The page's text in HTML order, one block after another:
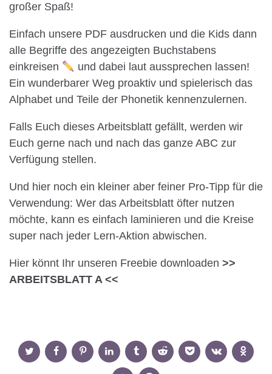
großer Spaß!
Einfach unsere PDF ausdrucken und die Kids dann
alle Begriffe des angezeigten Buchstabens
einkreisen
und dabei laut aussprechen lassen!
Ein wunderbarer Weg proaktiv und spielerisch das
Alphabet und Teile der Phonetik kennenzulernen.
Falls Euch dieses Arbeitsblatt gefällt, werden wir
Euch gerne nach und nach das ganze ABC zur
Verfügung stellen.
Und hier noch ein kleiner aber feiner Pro-Tipp für die
Verwendung: Wer das Arbeitsblatt öfter nutzen
möchte, kann es einfach laminieren und die Kreise
super nach jeder Lern-Aktion abwischen.
Hier könnt Ihr unseren Freebie downloaden >>
ARBEITSBLATT A <<